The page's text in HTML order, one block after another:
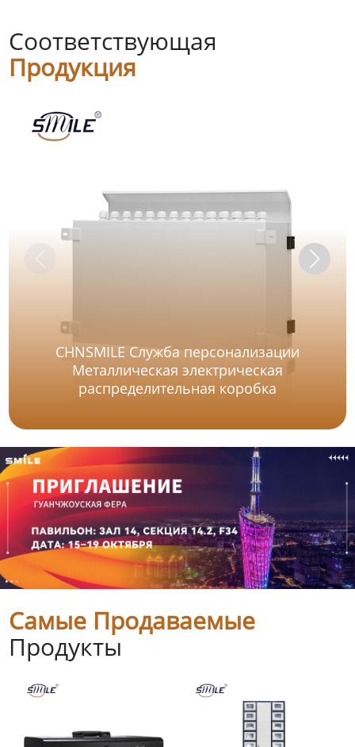
Соответствующая
Продукция
CHNSMILE Служба персонализации
Металлическая электрическая
распределительная коробка
Самые Продаваемые
Продукты